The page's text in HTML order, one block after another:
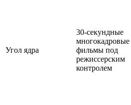
Угол ядра
30-секундные
многокадровые
фильмы под
режиссерским
контролем